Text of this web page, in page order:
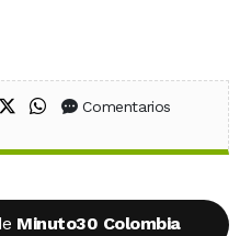
en Facebook
Compartir en X (Twitter)
Compartir en WhatsApp
Comentarios
Minuto30 Colombia